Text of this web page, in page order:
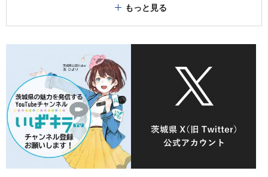
もっと見る